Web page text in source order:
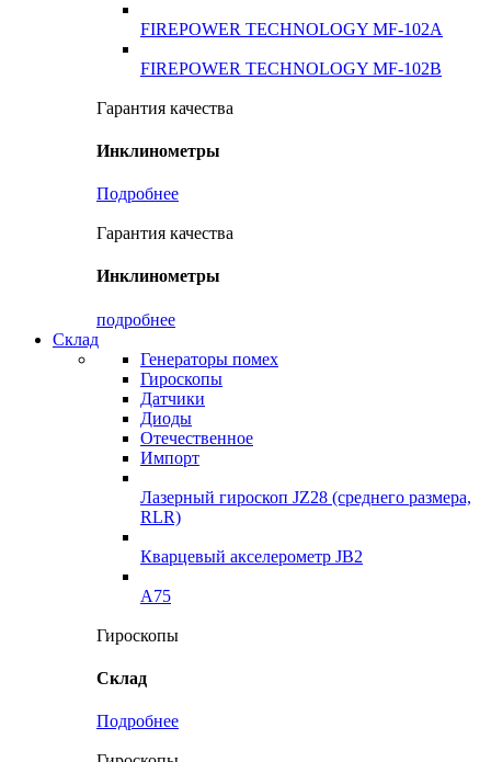
FIREPOWER TECHNOLOGY MF-102A
FIREPOWER TECHNOLOGY MF-102B
Гарантия качества
Инклинометры
Подробнее
Гарантия качества
Инклинометры
подробнее
Склад
Генераторы помех
Гироскопы
Датчики
Диоды
Отечественное
Импорт
Лазерный гироскоп JZ28 (среднего размера,
RLR)
Кварцевый акселерометр JB2
A75
Гироскопы
Склад
Подробнее